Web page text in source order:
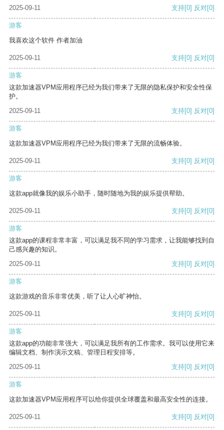
2025-09-11 支持[0] 反对[0]
游客
我喜欢这个软件 作者加油
2025-09-11 支持[0] 反对[0]
游客
这款加速器VPM应用程序已经为我们带来了无限的隐私保护和安全性保
护。
2025-09-11
支持[0] 反对[0]
游客
这款加速器VPM应用程序已经为我们带来了无限的流畅体验。
2025-09-11 支持[0] 反对[0]
游客
这款app就像我的娱乐小助手，随时随地为我的娱乐提供帮助。
2025-09-11 支持[0] 反对[0]
游客
这款app的课程非常丰富，可以满足我不同的学习需求，让我能够找到自
己感兴趣的知识。
2025-09-11
支持[0] 反对[0]
游客
这款游戏的音乐非常优美，听了让人心旷神怡。
2025-09-11 支持[0] 反对[0]
游客
这款app的功能非常强大，可以满足我所有的工作需求。我可以使用它来
编辑文档、制作演示文稿、管理日程安排等。
2025-09-11
支持[0] 反对[0]
游客
这款加速器VPM应用程序可以给你提供全球覆盖和最高安全性的连接。
2025-09-11 支持[0] 反对[0]